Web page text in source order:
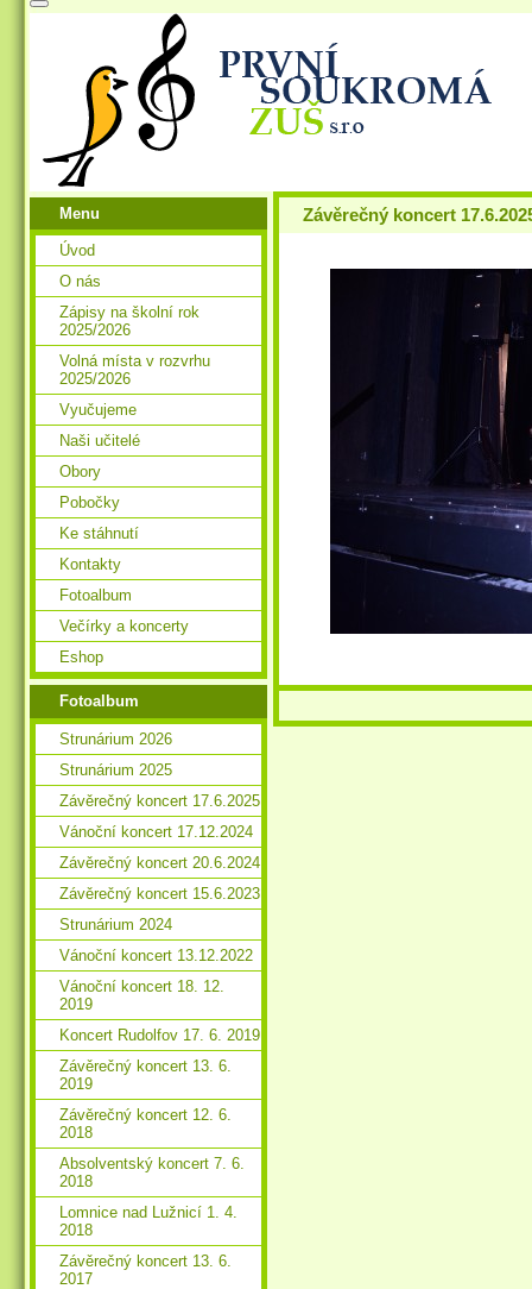
Závěrečný koncert
Menu
Úvod
O nás
Zápisy na školní rok
2025/2026
Volná místa v rozvrhu
2025/2026
Vyučujeme
Naši učitelé
Obory
Pobočky
Ke stáhnutí
Kontakty
Fotoalbum
Večírky a koncerty
Eshop
Fotoalbum
Strunárium 2026
Strunárium 2025
Závěrečný koncert 17.6.2025
Vánoční koncert 17.12.2024
Závěrečný koncert 20.6.2024
Závěrečný koncert 15.6.2023
Strunárium 2024
Vánoční koncert 13.12.2022
Vánoční koncert 18. 12.
2019
Koncert Rudolfov 17. 6. 2019
Závěrečný koncert 13. 6.
2019
Závěrečný koncert 12. 6.
2018
Absolventský koncert 7. 6.
2018
Lomnice nad Lužnicí 1. 4.
2018
Závěrečný koncert 13. 6.
2017